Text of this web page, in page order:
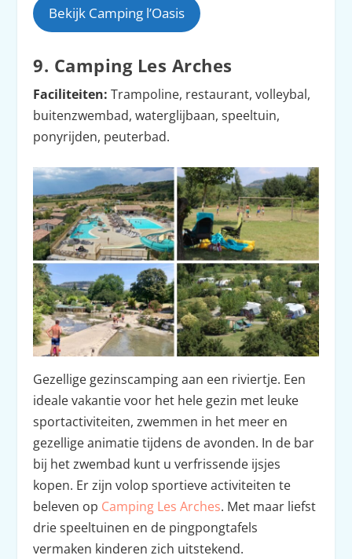
Bekijk Camping l’Oasis
9. Camping Les Arches
Faciliteiten: Trampoline, restaurant, volleybal,
buitenzwembad, waterglijbaan, speeltuin,
ponyrijden, peuterbad.
Gezellige gezinscamping aan een riviertje. Een
ideale vakantie voor het hele gezin met leuke
sportactiviteiten, zwemmen in het meer en
gezellige animatie tijdens de avonden. In de bar
bij het zwembad kunt u verfrissende ijsjes
kopen. Er zijn volop sportieve activiteiten te
beleven op Camping Les Arches. Met maar liefst
drie speeltuinen en de pingpongtafels
vermaken kinderen zich uitstekend.